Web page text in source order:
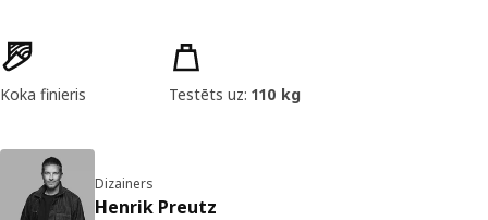
Preces īpašības
Koka finieris Testēts uz: 110 kg
Dizainers
Henrik Preutz